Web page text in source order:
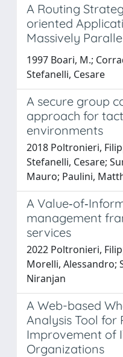
A Routing
oriented
Massively
1997 Boari, M.;
Stefanelli, Cesare
A secure group
approach for
environments
2018 Poltronieri,
Stefanelli, Cesare;
Mauro; Paulini,
A
management
services
2022 Poltronieri,
Morelli, Alessandro;
Niranjan
A Web-based
Analysis Tool for
Improvement of
Organizations